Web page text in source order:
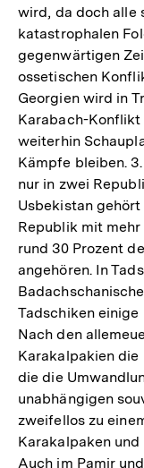
wird, da doch alle
katastrophalen
gegenwärtigen
ossetischen
Georgien wird in
Karabach-
weiterhin
Kämpfe bleiben.
nur in zwei
Usbekistan
Republik mit mehr
rund 30 Prozent
angehören. In
Tadschiken einige
Nach den
Karakalpakien
die die
unabhängigen
zweifellos zu
Karakalpaken
Auch im Pamir